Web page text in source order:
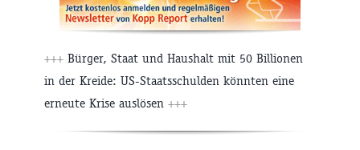
+++ Bürger, Staat und Haushalt mit 50 Billionen
in der Kreide: US-Staatsschulden könnten eine
erneute Krise auslösen +++